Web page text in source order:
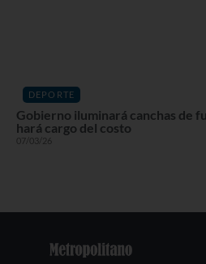
DEPORTE
Gobierno iluminará canchas de
hará cargo del costo
07/03/26